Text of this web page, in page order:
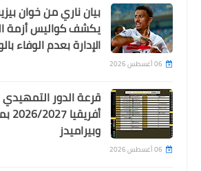
الاهلي متصدرًا بعيدًا عن
يعلن تصنيف الاندية لقرعتي
و الكونفدرالية
بيان ناري من خوان
يكشف كواليس أزمة
الإدارة بعدم الوفاء
06 أغسطس 2026
قرعة الدور
وبيراميدز
06 أغسطس 2026